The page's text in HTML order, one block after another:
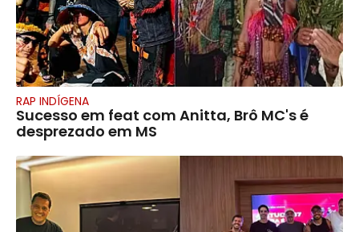
RAP INDÍGENA
Sucesso em feat com Anitta, Brô MC's é
desprezado em MS